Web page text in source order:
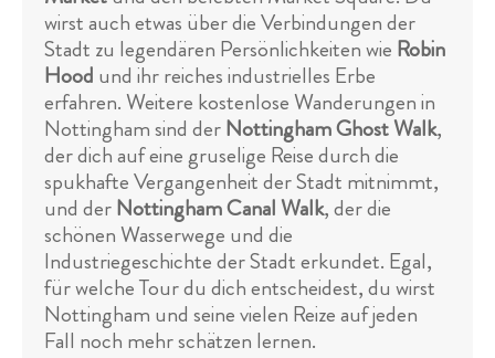
wirst auch etwas über die Verbindungen der
Stadt zu legendären Persönlichkeiten wie Robin
Hood und ihr reiches industrielles Erbe
erfahren. Weitere kostenlose Wanderungen in
Nottingham sind derNottingham Ghost Walk,
der dich auf eine gruselige Reise durch die
spukhafte Vergangenheit der Stadt mitnimmt,
und derNottingham Canal Walk, der die
schönen Wasserwege und die
Industriegeschichte der Stadt erkundet. Egal,
für welche Tour du dich entscheidest, du wirst
Nottingham und seine vielen Reize auf jeden
Fall noch mehr schätzen lernen.